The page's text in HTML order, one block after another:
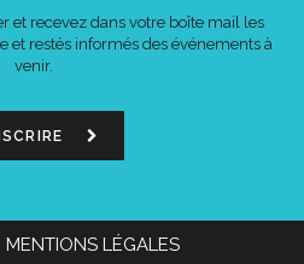
et recevez dans votre boîte mail les
et restés informés des événements à
venir.
MENTIONS LÉGALES